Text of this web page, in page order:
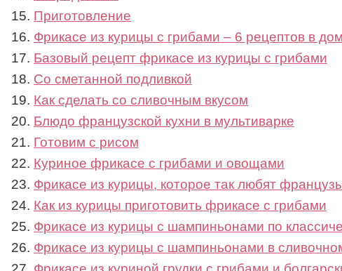
Приготовление
Фрикасе из курицы с грибами – 6 рецептов в
Базовый рецепт фрикасе из курицы с грибами
Со сметанной подливкой
Как сделать со сливочным вкусом
Блюдо французской кухни в мультиварке
Готовим с рисом
Куриное фрикасе с грибами и овощами
Фрикасе из курицы, которое так любят
Как из курицы приготовить фрикасе с грибами
Фрикасе из курицы с шампиньонами по
Фрикасе из курицы с шампиньонами в